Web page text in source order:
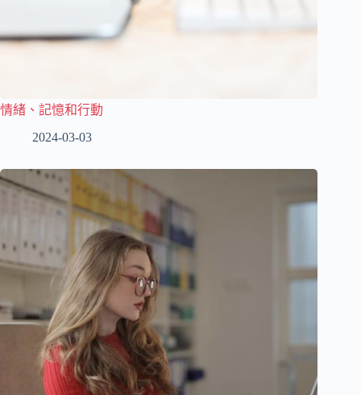
情緒、記憶和行動
2024-03-03